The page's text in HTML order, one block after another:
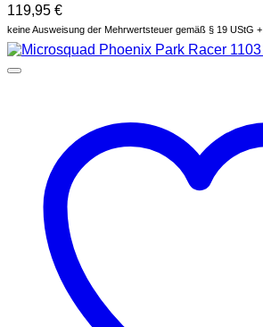
119,95 €
keine Ausweisung der Mehrwertsteuer gemäß § 19 UStG +